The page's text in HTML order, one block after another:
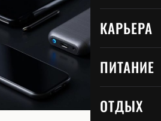
КАРЬЕРА
ПИТАНИЕ
ОТДЫХ